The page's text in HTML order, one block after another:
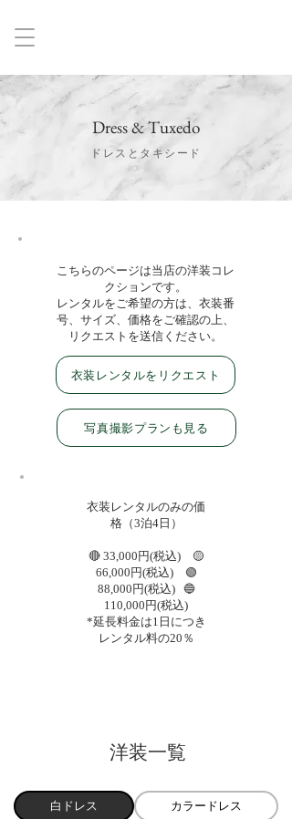
Dress & Tuxedo
ドレスとタキシード
​こちらのページは当店の洋装コレ
クションです。
レンタルをご希望の方は、衣装番
号、サイズ、価格をご確認の上、
リクエストを送信ください。
衣装レンタルをリクエスト
写真撮影プランも見る
​衣装レンタルのみの価
格（3泊4日）
🔴 33,000円(税込) 🟡
66,000円(税込) 🟢
88,000円(税込) 🔵
110,000円(税込)
​*延長料金は1日につき
レンタル料の20％
​洋装一覧
白ドレス カラードレス